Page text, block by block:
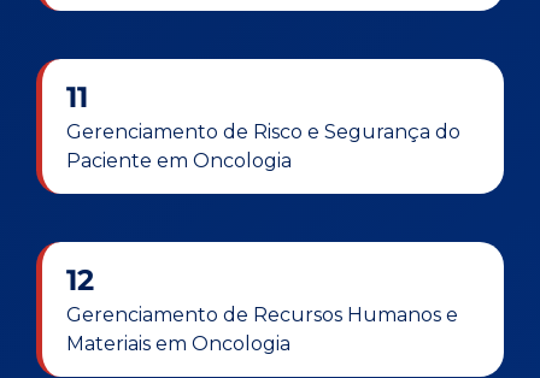
11
Gerenciamento de Risco e Segurança do
Paciente em Oncologia
12
Gerenciamento de Recursos Humanos e
Materiais em Oncologia